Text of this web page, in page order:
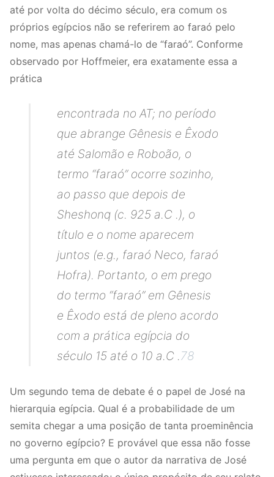
até por volta do décimo século, era comum os
próprios egípcios não se referirem ao faraó pelo
nome, mas apenas chamá-lo de “faraó”. Conforme
observado por Hoffmeier, era exatamente essa a
prática
encontrada no AT; no período
que abrange Gênesis e Êxodo
até Salomão e Roboão, o
termo “faraó” ocorre sozinho,
ao passo que depois de
Sheshonq (c. 925 a.C .), o
título e o nome aparecem
juntos (e.g., faraó Neco, faraó
Hofra). Portanto, o em prego
do termo “faraó” em Gênesis
e Êxodo está de pleno acordo
com a prática egípcia do
século 15 até o 10 a.C .78
Um segundo tema de debate é o papel de José na
hierarquia egípcia. Qual é a probabilidade de um
semita chegar a uma posição de tanta proeminência
no governo egípcio? E provável que essa não fosse
uma pergunta em que o autor da narrativa de José